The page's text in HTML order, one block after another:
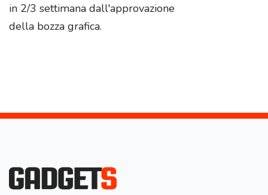
in 2/3 settimana dall'approvazione
della bozza grafica.